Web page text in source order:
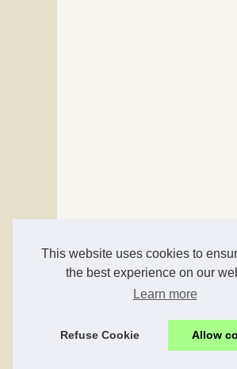
This website uses cookies to
the best experience on our
Learn more
Refuse Cookie Allow